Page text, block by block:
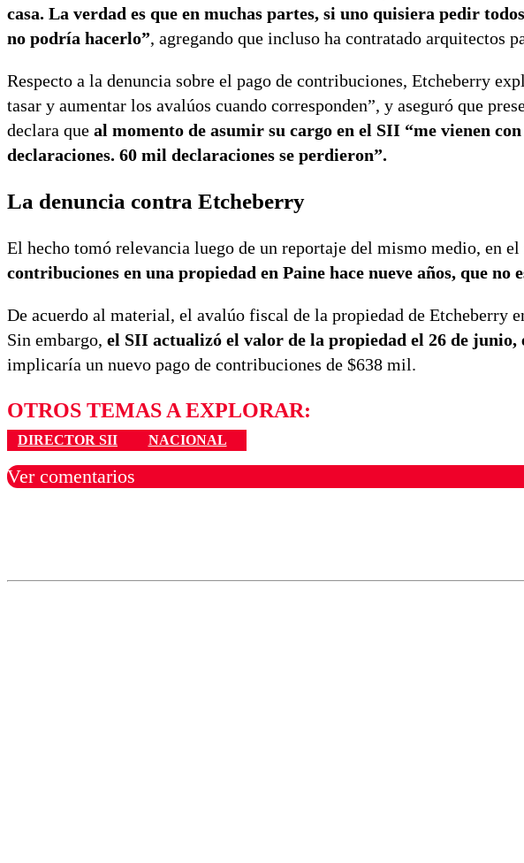
casa. La verdad es que en muchas partes, si uno quisiera pedir
no podría hacerlo”, agregando que incluso ha contratado arquitectos
Respecto a la denuncia sobre el pago de contribuciones, Etcheberry
tasar y aumentar los avalúos cuando corresponden”, y aseguró que
declara que al momento de asumir su cargo en el SII “me vienen
declaraciones. 60 mil declaraciones se perdieron”.
La denuncia contra Etcheberry
El hecho tomó relevancia luego de un reportaje del mismo medio, en el
contribuciones en una propiedad en Paine hace nueve años, que no
De acuerdo al material, el avalúo fiscal de la propiedad de Etcheberry
Sin embargo, el SII actualizó el valor de la propiedad el 26 de junio,
implicaría un nuevo pago de contribuciones de $638 mil.
OTROS TEMAS A EXPLORAR:
DIRECTOR SII NACIONAL
Ver comentarios